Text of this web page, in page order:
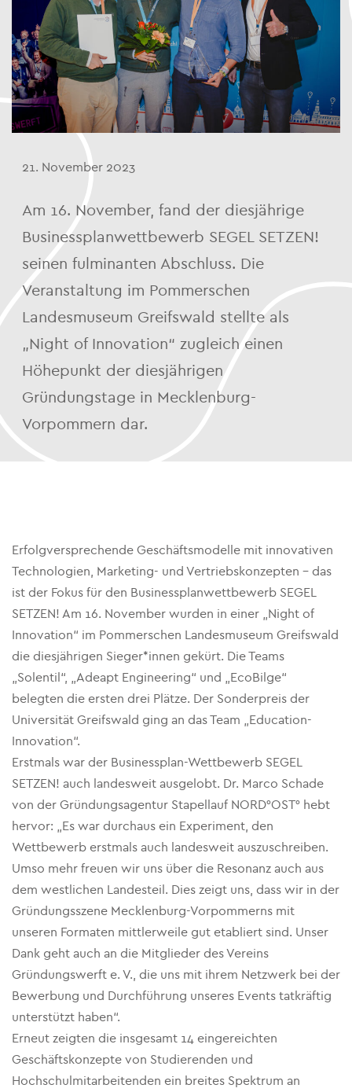
21. November 2023
Am 16. November, fand der diesjährige
Businessplanwettbewerb SEGEL SETZEN!
seinen fulminanten Abschluss. Die
Veranstaltung im Pommerschen
Landesmuseum Greifswald stellte als
„Night of Innovation“ zugleich einen
Höhepunkt der diesjährigen
Gründungstage in Mecklenburg-
Vorpommern dar.
Erfolgversprechende Geschäftsmodelle mit innovativen
Technologien, Marketing- und Vertriebskonzepten – das
ist der Fokus für den Businessplanwettbewerb SEGEL
SETZEN! Am 16. November wurden in einer „Night of
Innovation“ im Pommerschen Landesmuseum Greifswald
die diesjährigen Sieger*innen gekürt. Die Teams
„Solentil“, „Adeapt Engineering“ und „EcoBilge“
belegten die ersten drei Plätze. Der Sonderpreis der
Universität Greifswald ging an das Team „Education-
Innovation“.
Erstmals war der Businessplan-Wettbewerb SEGEL
SETZEN! auch landesweit ausgelobt. Dr. Marco Schade
von der Gründungsagentur Stapellauf NORD°OST° hebt
hervor: „Es war durchaus ein Experiment, den
Wettbewerb erstmals auch landesweit auszuschreiben.
Umso mehr freuen wir uns über die Resonanz auch aus
dem westlichen Landesteil. Dies zeigt uns, dass wir in der
Gründungsszene Mecklenburg-Vorpommerns mit
unseren Formaten mittlerweile gut etabliert sind. Unser
Dank geht auch an die Mitglieder des Vereins
Gründungswerft e. V., die uns mit ihrem Netzwerk bei der
Bewerbung und Durchführung unseres Events tatkräftig
unterstützt haben“.
Erneut zeigten die insgesamt 14 eingereichten
Geschäftskonzepte von Studierenden und
Hochschulmitarbeitenden ein breites Spektrum an